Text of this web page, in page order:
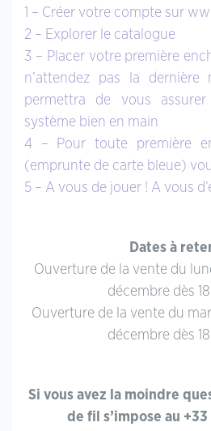
1 – Créer votre compte sur
2 – Explorer le catalogue
3 – Placer votre première
n’attendez pas la
permettra de vous
système bien en main
4 – Pour toute première
(emprunte de carte bleue)
5 – A vous de jouer ! A vous
Dates à
Ouverture de la vente du
décembre dès
Ouverture de la vente du
décembre dès
Si vous avez la moindre
de fil s’impose au +33